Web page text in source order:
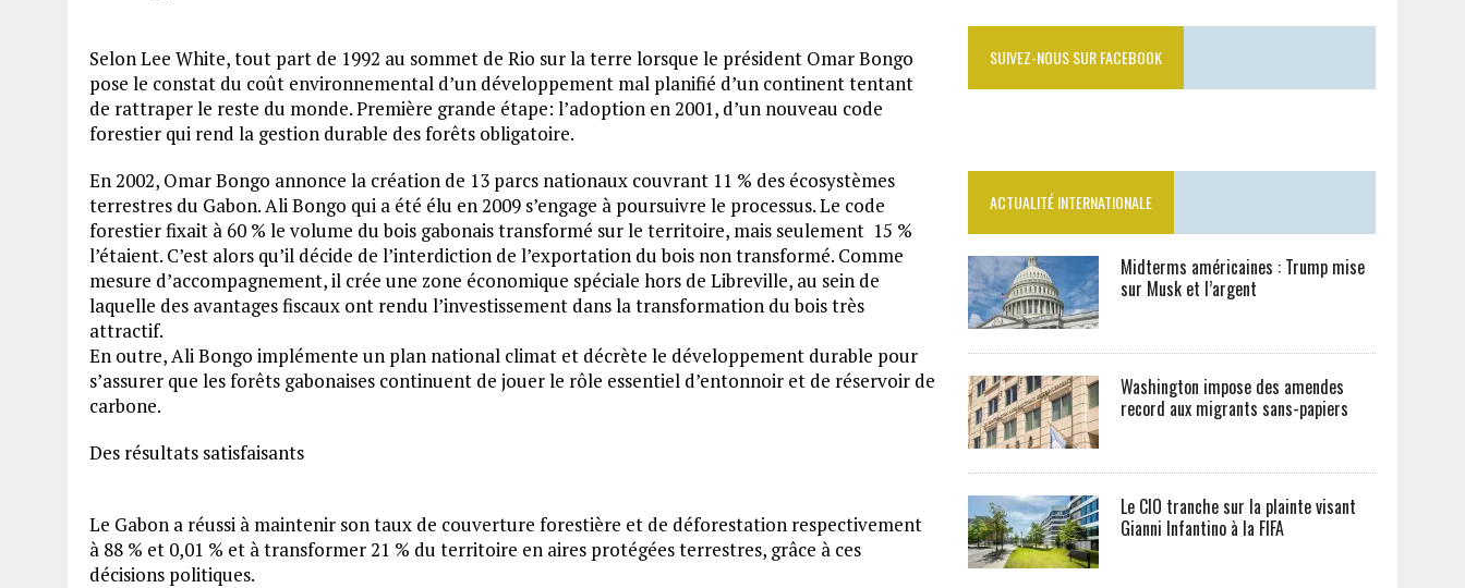
Selon Lee White, tout part de 1992 au sommet de Rio sur la terre lorsque le président Omar Bongo
pose le constat du coût environnemental d’un développement mal planifié d’un continent tentant
de rattraper le reste du monde. Première grande étape: l’adoption en 2001, d’un nouveau code
forestier qui rend la gestion durable des forêts obligatoire.
En 2002, Omar Bongo annonce la création de 13 parcs nationaux couvrant 11 % des écosystèmes
terrestres du Gabon. Ali Bongo qui a été élu en 2009 s’engage à poursuivre le processus. Le code
forestier fixait à 60 % le volume du bois gabonais transformé sur le territoire, mais seulement 15 %
l’étaient. C’est alors qu’il décide de l’interdiction de l’exportation du bois non transformé. Comme
mesure d’accompagnement, il crée une zone économique spéciale hors de Libreville, au sein de
laquelle des avantages fiscaux ont rendu l’investissement dans la transformation du bois très
attractif.
En outre, Ali Bongo implémente un plan national climat et décrète le développement durable pour
s’assurer que les forêts gabonaises continuent de jouer le rôle essentiel d’entonnoir et de réservoir de
carbone.
Des résultats satisfaisants
Le Gabon a réussi à maintenir son taux de couverture forestière et de déforestation respectivement
à 88 % et 0,01 % et à transformer 21 % du territoire en aires protégées terrestres, grâce à ces
décisions politiques.
SUIVEZ-NOUS SUR FACEBOOK
ACTUALITÉ INTERNATIONALE
Midterms américaines : Trump mise
sur Musk et l’argent
Washington impose des amendes
record aux migrants sans-papiers
Le CIO tranche sur la plainte visant
Gianni Infantino à la FIFA